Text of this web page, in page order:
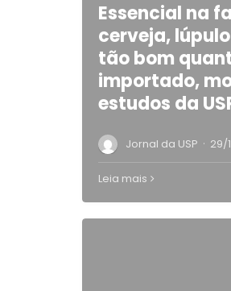
Essencial na
cerveja,
tão bom
importado,
estudos da
Jornal da USP · 29/
Leia mais